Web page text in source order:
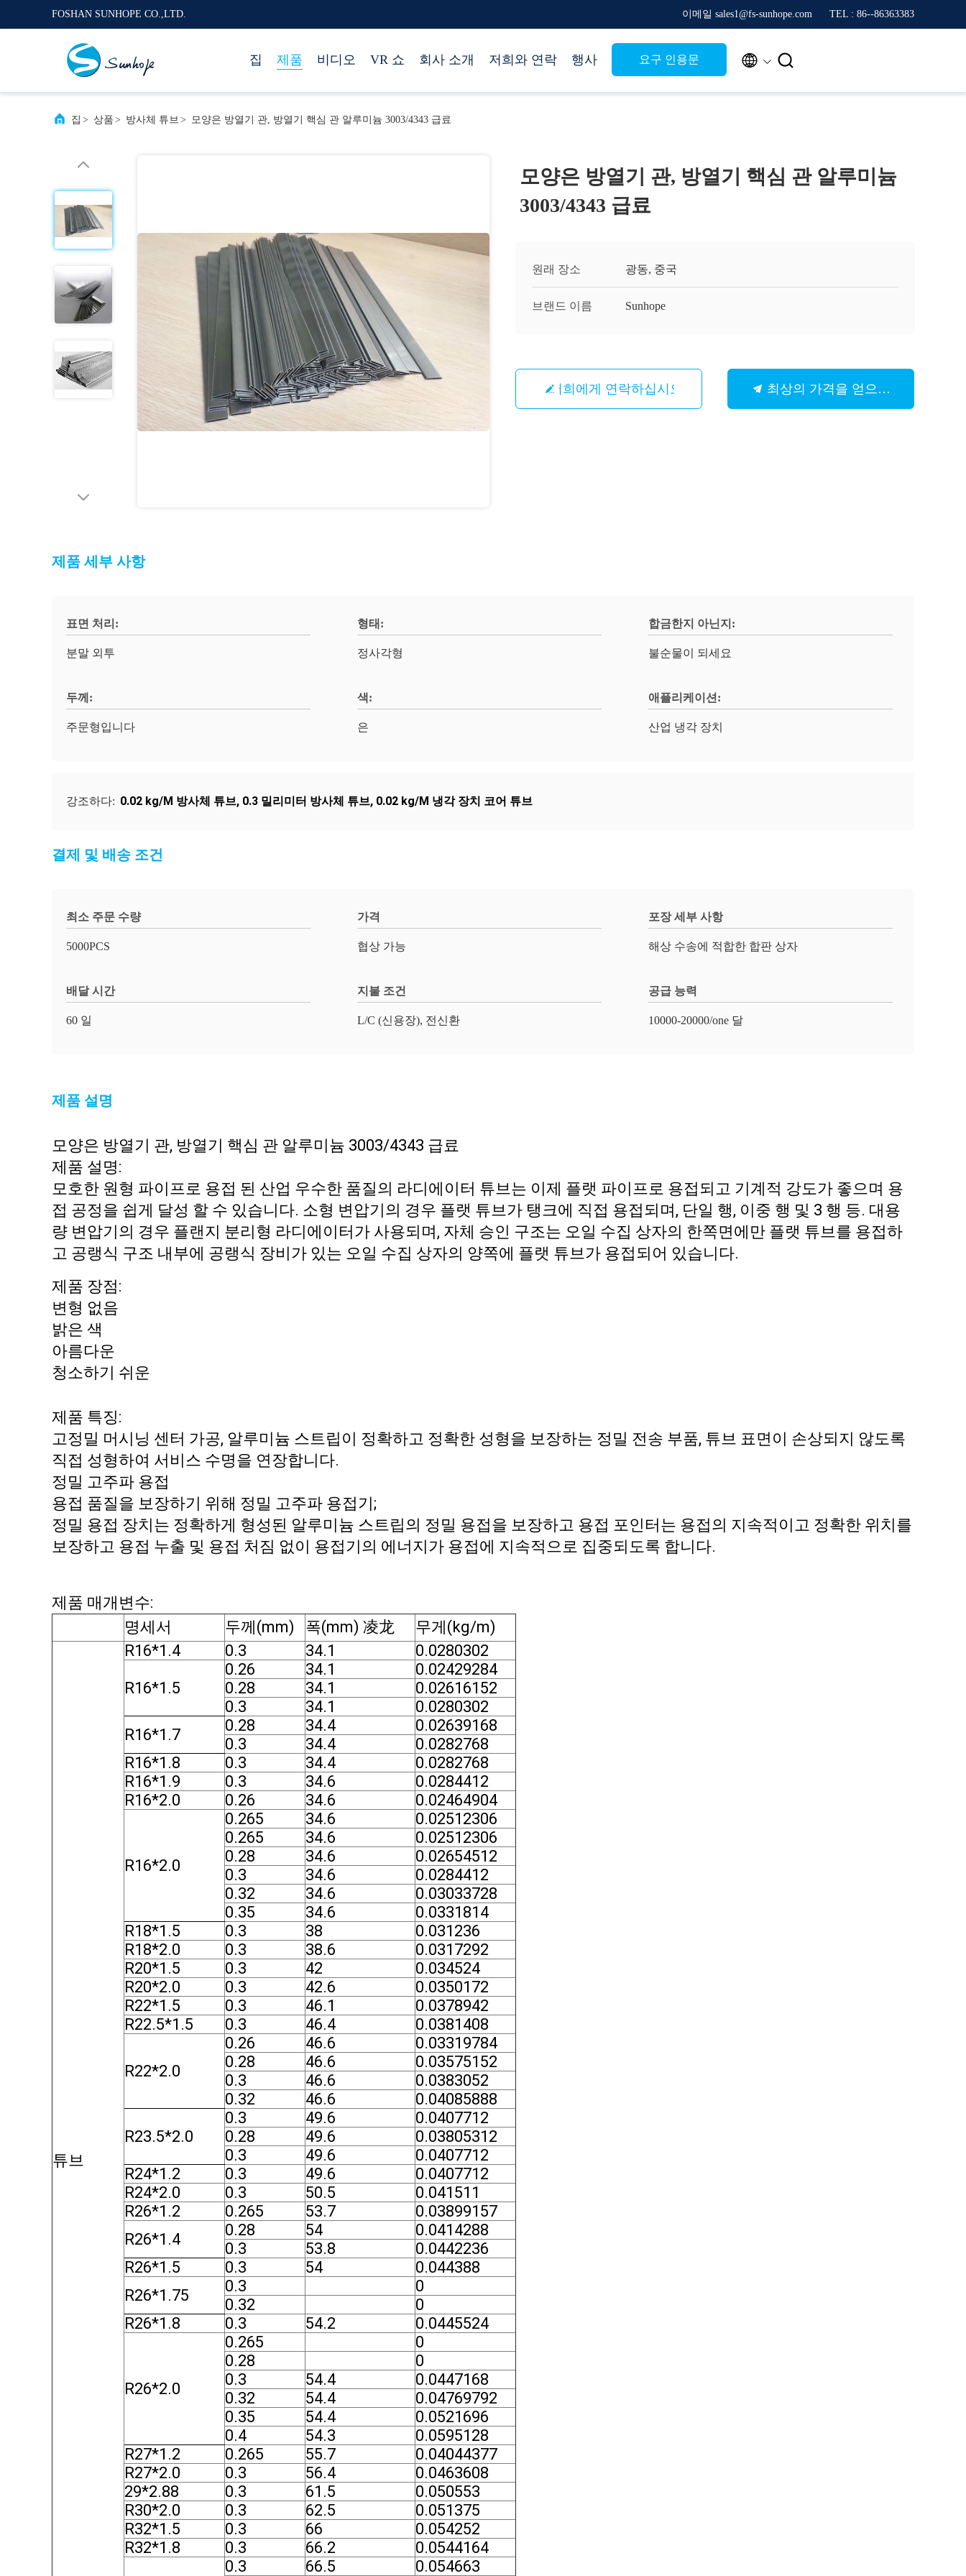
FOSHAN SUNHOPE CO.,LTD. 이메일 sales1@fs-sunhope.com TEL : 86--86363383
집 제품 비디오 VR 쇼 회사 소개 저희와 연락 행사 요구 인용문  
집 > 상품 > 방사체 튜브 > 모양은 방열기 관, 방열기 핵심 관 알루미늄 3003/4343 급료
모양은 방열기 관, 방열기 핵심 관 알루미늄
3003/4343 급료
원래 장소 광동, 중국
브랜드 이름 Sunhope
저희에게 연락하십시오 최상의 가격을 얻으세요
제품 세부 사항
표면 처리:
분말 외투
형태:
정사각형
합금한지 아닌지:
불순물이 되세요
두께:
주문형입니다
색:
은
애플리케이션:
산업 냉각 장치
강조하다: 0.02 kg/M 방사체 튜브, 0.3 밀리미터 방사체 튜브, 0.02 kg/M 냉각 장치 코어 튜브
결제 및 배송 조건
최소 주문 수량
5000PCS
가격
협상 가능
포장 세부 사항
해상 수송에 적합한 합판 상자
배달 시간
60 일
지불 조건
L/C (신용장), 전신환
공급 능력
10000-20000/one 달
제품 설명
모양은 방열기 관, 방열기 핵심 관 알루미늄 3003/4343 급료
제품 설명:
모호한 원형 파이프로 용접 된 산업 우수한 품질의 라디에이터 튜브는 이제 플랫 파이프로 용접되고 기계적 강도가 좋으며 용
접 공정을 쉽게 달성 할 수 있습니다. 소형 변압기의 경우 플랫 튜브가 탱크에 직접 용접되며, 단일 행, 이중 행 및 3 행 등. 대용
량 변압기의 경우 플랜지 분리형 라디에이터가 사용되며, 자체 승인 구조는 오일 수집 상자의 한쪽면에만 플랫 튜브를 용접하
고 공랭식 구조 내부에 공랭식 장비가 있는 오일 수집 상자의 양쪽에 플랫 튜브가 용접되어 있습니다.
제품 장점:
변형 없음
밝은 색
아름다운
청소하기 쉬운
제품 특징:
고정밀 머시닝 센터 가공, 알루미늄 스트립이 정확하고 정확한 성형을 보장하는 정밀 전송 부품, 튜브 표면이 손상되지 않도록
직접 성형하여 서비스 수명을 연장합니다.
정밀 고주파 용접
용접 품질을 보장하기 위해 정밀 고주파 용접기;
정밀 용접 장치는 정확하게 형성된 알루미늄 스트립의 정밀 용접을 보장하고 용접 포인터는 용접의 지속적이고 정확한 위치를
보장하고 용접 누출 및 용접 처짐 없이 용접기의 에너지가 용접에 지속적으로 집중되도록 합니다.
제품 매개변수:
명세서
두께(mm) 폭(mm) 凌龙 무게(kg/m)
튜브
R16*1.4 0.3 34.1 0.0280302
R16*1.5
0.26 34.1
0.02429284
0.28
34.1
0.02616152
0.3
34.1
0.0280302
R16*1.7
0.28 34.4
0.02639168
0.3
34.4
0.0282768
R16*1.8
0.3 34.4
0.0282768
R16*1.9
0.3 34.6
0.0284412
R16*2.0
0.26 34.6 0.02464904
R16*2.0
0.265 34.6
0.02512306
0.265
34.6
0.02512306
0.28
34.6
0.02654512
0.3
34.6
0.0284412
0.32
34.6
0.03033728
0.35
34.6
0.0331814
R18*1.5
0.3 38
0.031236
R18*2.0
0.3 38.6
0.0317292
R20*1.5
0.3 42
0.034524
R20*2.0
0.3 42.6
0.0350172
R22*1.5
0.3 46.1
0.0378942
R22.5*1.5
0.3 46.4 0.0381408
R22*2.0
0.26 46.6
0.03319784
0.28
46.6
0.03575152
0.3
46.6
0.0383052
0.32
46.6 0.04085888
R23.5*2.0
0.3 49.6
0.0407712
0.28
49.6
0.03805312
0.3
49.6
0.0407712
R24*1.2
0.3 49.6
0.0407712
R24*2.0
0.3 50.5
0.041511
R26*1.2
0.265 53.7
0.03899157
R26*1.4
0.28 54
0.0414288
0.3
53.8
0.0442236
R26*1.5
0.3 54
0.044388
R26*1.75
0.3
0
0.32
0
R26*1.8
0.3 54.2 0.0445524
R26*2.0
0.265
0
0.28
0
0.3
54.4
0.0447168
0.32
54.4
0.04769792
0.35
54.4
0.0521696
0.4
54.3
0.0595128
R27*1.2
0.265 55.7
0.04044377
R27*2.0
0.3 56.4
0.0463608
29*2.88
0.3 61.5
0.050553
R30*2.0
0.3 62.5
0.051375
R32*1.5
0.3 66
0.054252
R32*1.8
0.3 66.2
0.0544164
0.3
66.5 0.054663